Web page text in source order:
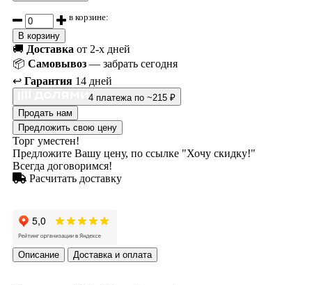
в корзине:
В корзину
🚚 Доставка от 2-х дней
📦 Самовывоз — забрать сегодня
↩️ Гарантия 14 дней
4 платежа по ~215 ₽
Продать нам
Предложить свою цену
Торг уместен!
Предложите Вашу цену, по ссылке "Хочу скидку!"
Всегда договоримся!
Расчитать доставку
Описание Доставка и оплата